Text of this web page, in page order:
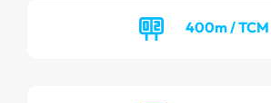
400m / TCM